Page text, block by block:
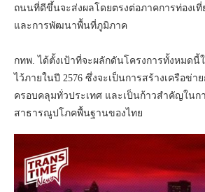
ถนนที่ดีขึ้นจะส่งผลโดยตรงต่อภาคการท่องเ
และการพัฒนาพื้นที่ภูมิภาค
กทพ. ได้ตั้งเป้าที่จะผลักดันโครงการทั้งหมดนี้
ไว้ภายในปี 2576 ซึ่งจะเป็นการสร้างเครือข่า
ครอบคลุมทั่วประเทศ และเป็นก้าวสำคัญใน
สาธารณูปโภคพื้นฐานของไทย